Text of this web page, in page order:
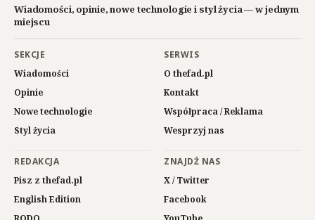
Wiadomości, opinie, nowe technologie i styl życia — w jednym
miejscu
SEKCJE
Wiadomości
Opinie
Nowe technologie
Styl życia
SERWIS
O thefad.pl
Kontakt
Współpraca / Reklama
Wesprzyj nas
REDAKCJA
Pisz z thefad.pl
English Edition
ZNAJDŹ NAS
X / Twitter
Facebook